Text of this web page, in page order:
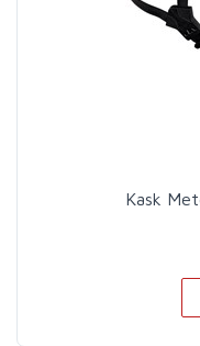
Kask